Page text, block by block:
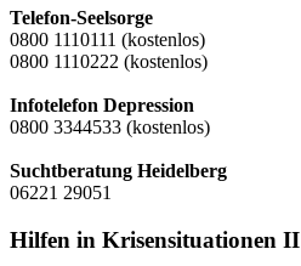
Telefon-Seelsorge
0800 1110111 (kostenlos)
0800 1110222 (kostenlos)
Infotelefon Depression
0800 3344533 (kostenlos)
Suchtberatung Heidelberg
06221 29051
Hilfen in Krisensituationen II